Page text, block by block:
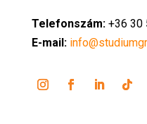
Telefonszám: +36 30
E-mail: